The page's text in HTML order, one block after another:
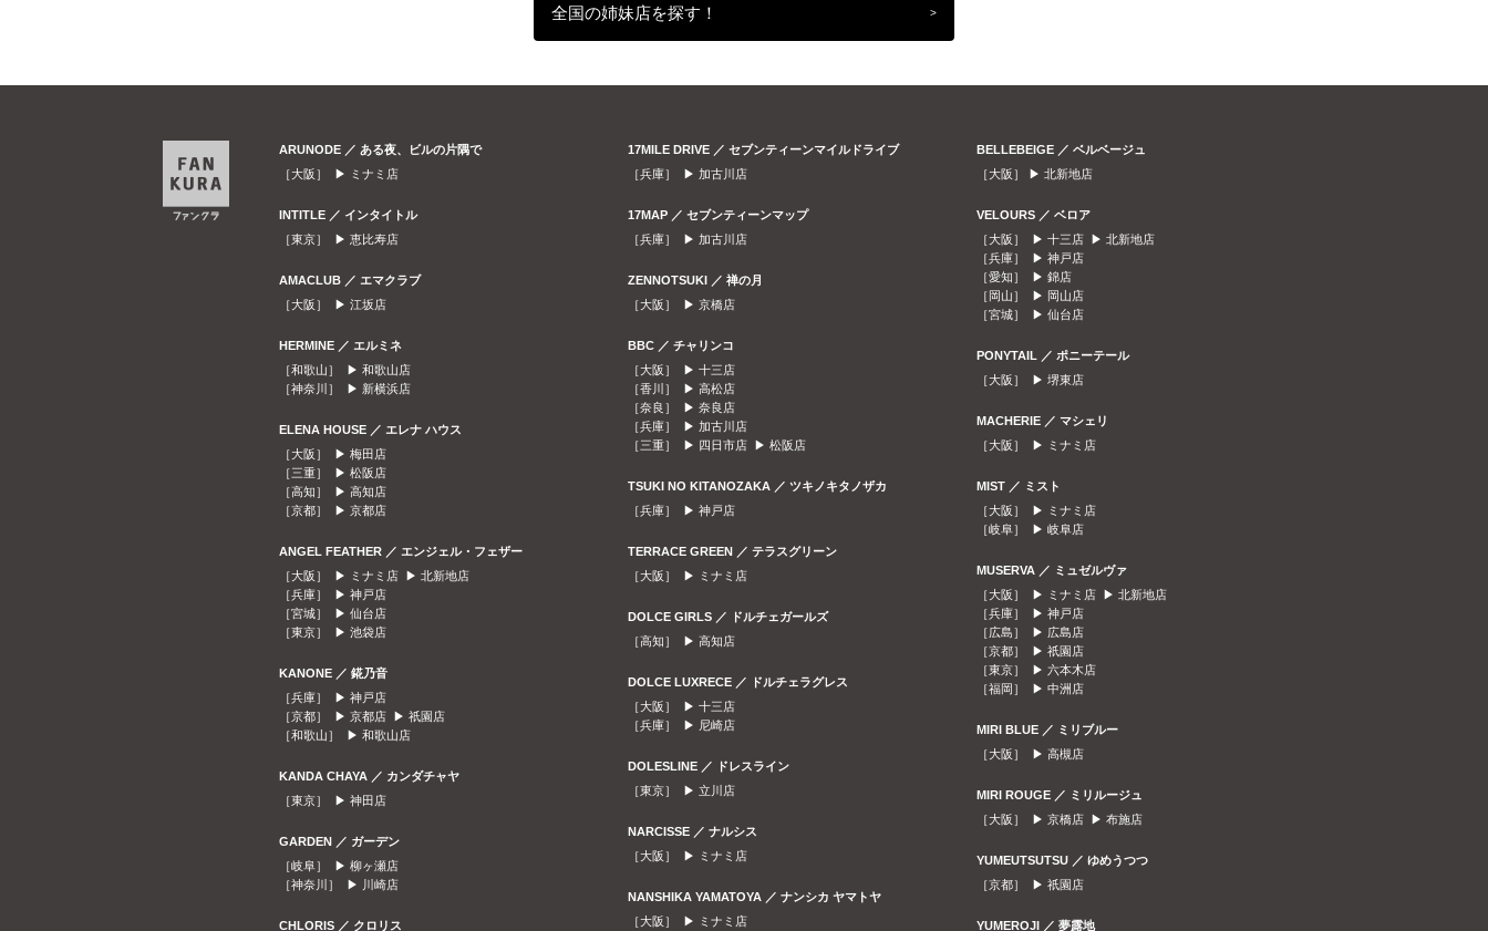
全国の姉妹店を探す！ >
ARUNODE ／ ある夜、ビルの片隅で
［大阪］ ▶
ミナミ店
INTITLE ／ インタイトル
［東京］ ▶ 恵比寿店
AMACLUB ／ エマクラブ
［大阪］ ▶ 江坂店
HERMINE ／ エルミネ
［和歌山］ ▶ 和歌山店
［神奈川］ ▶ 新横浜店
ELENA HOUSE ／ エレナ ハウス
［大阪］ ▶ 梅田店
［三重］ ▶ 松阪店
［高知］ ▶ 高知店
［京都］ ▶ 京都店
ANGEL FEATHER ／ エンジェル・フェザー
［大阪］ ▶
ミナミ店 ▶ 北新地店
［兵庫］ ▶ 神戸店
［宮城］ ▶ 仙台店
［東京］ ▶ 池袋店
KANONE ／ 錵乃音
［兵庫］ ▶ 神戸店
［京都］ ▶ 京都店 ▶ 祇園店
［和歌山］ ▶ 和歌山店
KANDA CHAYA ／ カンダチャヤ
［東京］ ▶ 神田店
GARDEN ／ ガーデン
［岐阜］ ▶ 柳ヶ瀬店
［神奈川］ ▶
川崎店
CHLORIS ／ クロリス
17MILE DRIVE ／ セブンティーンマイルドライブ
［兵庫］ ▶ 加古川店
17MAP ／ セブンティーンマップ
［兵庫］ ▶ 加古川店
ZENNOTSUKI ／ 禅の月
［大阪］ ▶ 京橋店
BBC ／ チャリンコ
［大阪］ ▶ 十三店
［香川］ ▶ 高松店
［奈良］ ▶ 奈良店
［兵庫］ ▶ 加古川店
［三重］ ▶ 四日市店 ▶ 松阪店
TSUKI NO KITANOZAKA ／ ツキノキタノザカ
［兵庫］ ▶ 神戸店
TERRACE GREEN ／ テラスグリーン
［大阪］ ▶
ミナミ店
DOLCE GIRLS ／ ドルチェガールズ
［高知］ ▶ 高知店
DOLCE LUXRECE ／ ドルチェラグレス
［大阪］ ▶ 十三店
［兵庫］ ▶ 尼崎店
DOLESLINE ／ ドレスライン
［東京］ ▶ 立川店
NARCISSE ／ ナルシス
［大阪］ ▶
ミナミ店
NANSHIKA YAMATOYA ／ ナンシカ ヤマトヤ
［大阪］ ▶
ミナミ店
BELLEBEIGE ／ ベルベージュ
［大阪］ ▶ 北新地店
VELOURS ／ ベロア
［大阪］ ▶ 十三店 ▶ 北新地店
［兵庫］ ▶ 神戸店
［愛知］ ▶ 錦店
［岡山］ ▶ 岡山店
［宮城］ ▶ 仙台店
PONYTAIL ／ ポニーテール
［大阪］ ▶ 堺東店
MACHERIE ／ マシェリ
［大阪］ ▶
ミナミ店
MIST ／ ミスト
［大阪］ ▶
ミナミ店
［岐阜］ ▶ 岐阜店
MUSERVA ／ ミュゼルヴァ
［大阪］ ▶
ミナミ店 ▶ 北新地店
［兵庫］ ▶ 神戸店
［広島］ ▶ 広島店
［京都］ ▶ 祇園店
［東京］ ▶ 六本木店
［福岡］ ▶ 中洲店
MIRI BLUE ／ ミリブルー
［大阪］ ▶ 高槻店
MIRI ROUGE ／ ミリルージュ
［大阪］ ▶ 京橋店 ▶ 布施店
YUMEUTSUTSU ／ ゆめうつつ
［京都］ ▶ 祇園店
YUMEROJI ／ 夢露地